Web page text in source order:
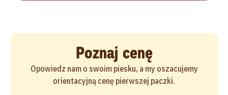
Poznaj cenę
Opowiedz nam o swoim piesku, a my oszacujemy
orientacyjną cenę pierwszej paczki.